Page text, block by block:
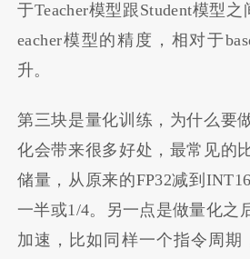
于Teacher模型跟Student模型
eacher模型的精度，相对于
升。
第三块是量化训练，为什么要
化会带来很多好处，最常见的
储量，从原来的FP32减到
一半或1/4。另一点是做量化之
加速，比如同样一个指令周期